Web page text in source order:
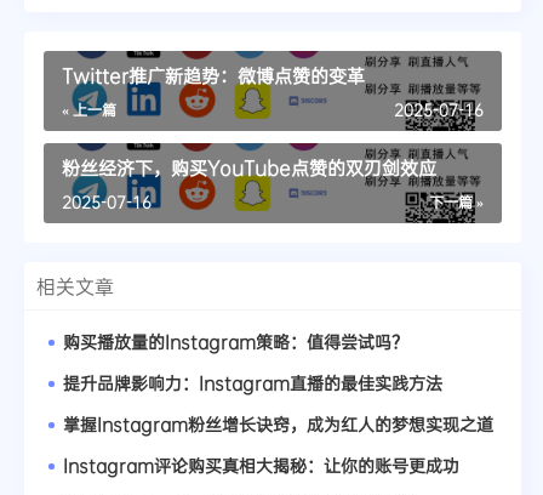
Twitter推广新趋势：微博点赞的变革
« 上一篇 2025-07-16
粉丝经济下，购买YouTube点赞的双刃剑效应
下一篇 »
2025-07-16
相关文章
购买播放量的Instagram策略：值得尝试吗？
提升品牌影响力：Instagram直播的最佳实践方法
掌握Instagram粉丝增长诀窍，成为红人的梦想实现之道
Instagram评论购买真相大揭秘：让你的账号更成功